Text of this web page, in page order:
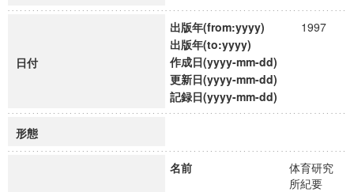
日付
出版年(from:yyyy)
1997
出版年(to:yyyy)
作成日(yyyy-mm-dd)
更新日(yyyy-mm-dd)
記録日(yyyy-mm-dd)
形態
名前
体育研究
所紀要